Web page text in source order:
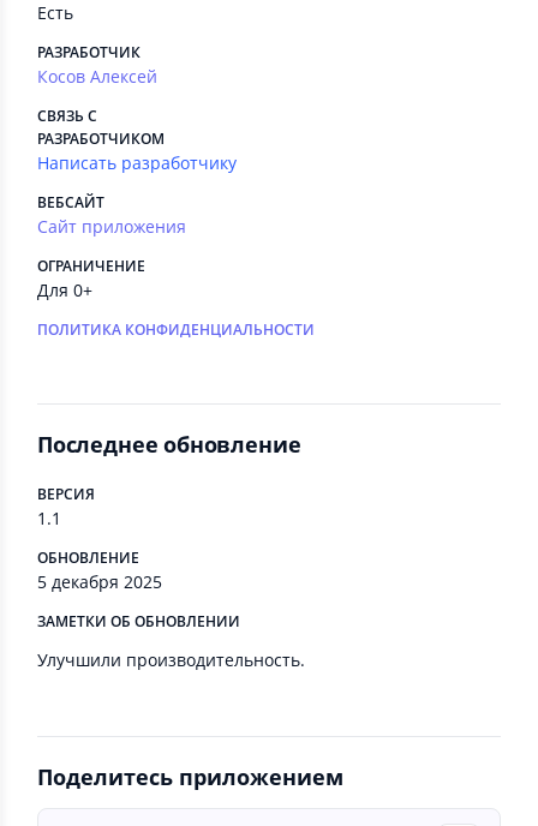
Есть
РАЗРАБОТЧИК
Косов Алексей
СВЯЗЬ С
РАЗРАБОТЧИКОМ
Написать разработчику
ВЕБСАЙТ
Сайт приложения
ОГРАНИЧЕНИЕ
Для 0+
ПОЛИТИКА КОНФИДЕНЦИАЛЬНОСТИ
Последнее обновление
ВЕРСИЯ
1.1
ОБНОВЛЕНИЕ
5 декабря 2025
ЗАМЕТКИ ОБ ОБНОВЛЕНИИ
Улучшили производительность.
Поделитесь приложением